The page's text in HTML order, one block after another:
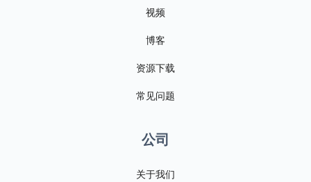
视频
博客
资源下载
常见问题
公司
关于我们